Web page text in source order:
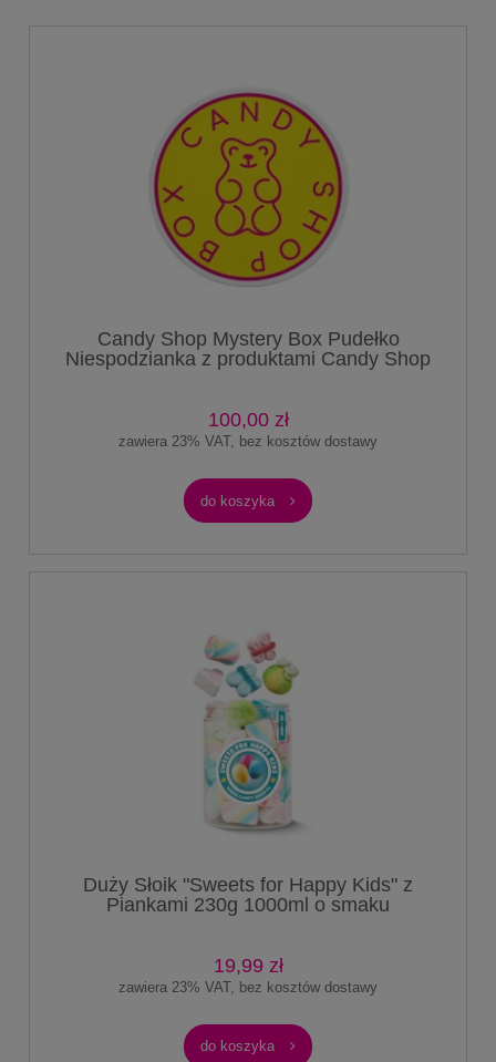
Candy Shop Mystery Box Pudełko
Niespodzianka z produktami Candy Shop
100,00 zł
zawiera 23% VAT, bez kosztów dostawy
do koszyka
Duży Słoik "Sweets for Happy Kids" z
Piankami 230g 1000ml o smaku
19,99 zł
zawiera 23% VAT, bez kosztów dostawy
do koszyka